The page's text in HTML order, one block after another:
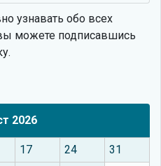
узнавать обо всех
можете подписавшись
2026
17 24
31